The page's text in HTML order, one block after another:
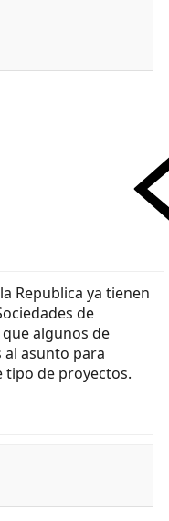
Republica ya tienen
de
algunos de
asunto para
tipo de proyectos.